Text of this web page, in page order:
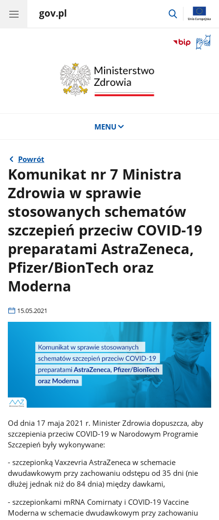
gov.pl
przejdź
okno
MENU
Powrót
Komunikat nr 7 Ministra
Zdrowia w sprawie
stosowanych schematów
szczepień przeciw COVID-19
preparatami AstraZeneca,
Pfizer/BionTech oraz
Moderna
15.05.2021
Od dnia 17 maja 2021 r. Minister Zdrowia dopuszcza, aby
szczepienia przeciw COVID-19 w Narodowym Programie
Szczepień były wykonywane:
- szczepionką Vaxzevria AstraZeneca w schemacie
dwudawkowym przy zachowaniu odstępu od 35 dni (nie
dłużej jednak niż do 84 dnia) między dawkami,
- szczepionkami mRNA Comirnaty i COVID-19 Vaccine
Moderna w schemacie dwudawkowym przy zachowaniu